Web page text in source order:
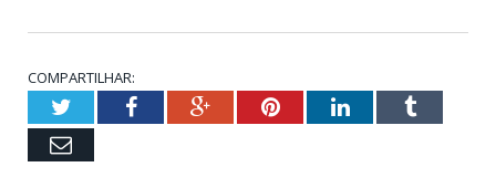
COMPARTILHAR:
TwitterFacebookGoogle+PinterestLinkedInTumblr
Email